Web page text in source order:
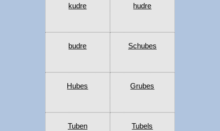
kudre hudre
budre Schubes
Hubes Grubes
Tuben Tubels